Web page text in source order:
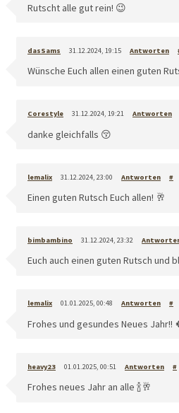
Rutscht alle gut rein! 😉
dasSams 31.12.2024, 19:15 Antworten
Wünsche Euch allen einen guten
Corestyle 31.12.2024, 19:21 Antworten
danke gleichfalls 😚
lemalix 31.12.2024, 23:00 Antworten #
Einen guten Rutsch Euch allen! 🥂
bimbambino 31.12.2024, 23:32
Euch auch einen guten Rutsch und
lemalix 01.01.2025, 00:48 Antworten #
Frohes und gesundes Neues Jahr!!
heavy23 01.01.2025, 00:51 Antworten #
Frohes neues Jahr an alle 🍾🥂